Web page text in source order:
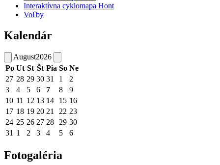
Interaktívna cyklomapa Hont
Voľby
Kalendár
August2026
Po Ut St Št Pia So Ne
27 28 29 30 31 1
2
3
4 5 6 7 8
9
10 11 12 13 14 15 16
17 18 19 20 21 22 23
24 25 26 27 28 29 30
31 1 2 3 4 5 6
Fotogaléria